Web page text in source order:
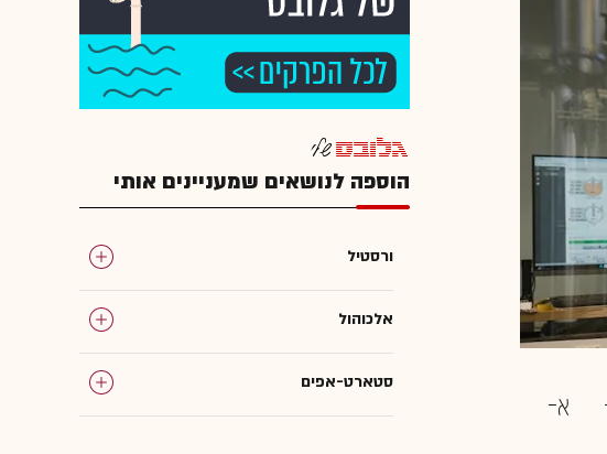
הוספה לנושאים שמעניינים אותי
ורסטיל
אלכוהול
סטארט-אפים